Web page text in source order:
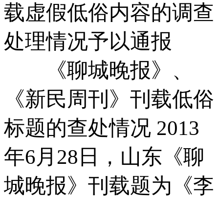
载虚假低俗内容的调查
处理情况予以通报
《聊城晚报》、
《新民周刊》刊载低俗
标题的查处情况 2013
年6月28日，山东《聊
城晚报》刊载题为《李